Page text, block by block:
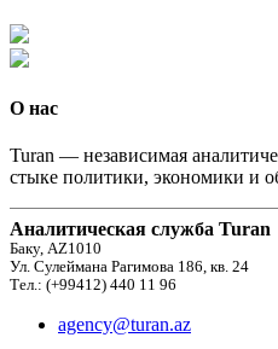
О нас
Turan — независимая
стыке политики, экономики и
Аналитическая служба Turan
Баку, AZ1010
Ул. Сулеймана Рагимова 186, кв. 24
Тел.: (+99412) 440 11 96
agency@turan.az